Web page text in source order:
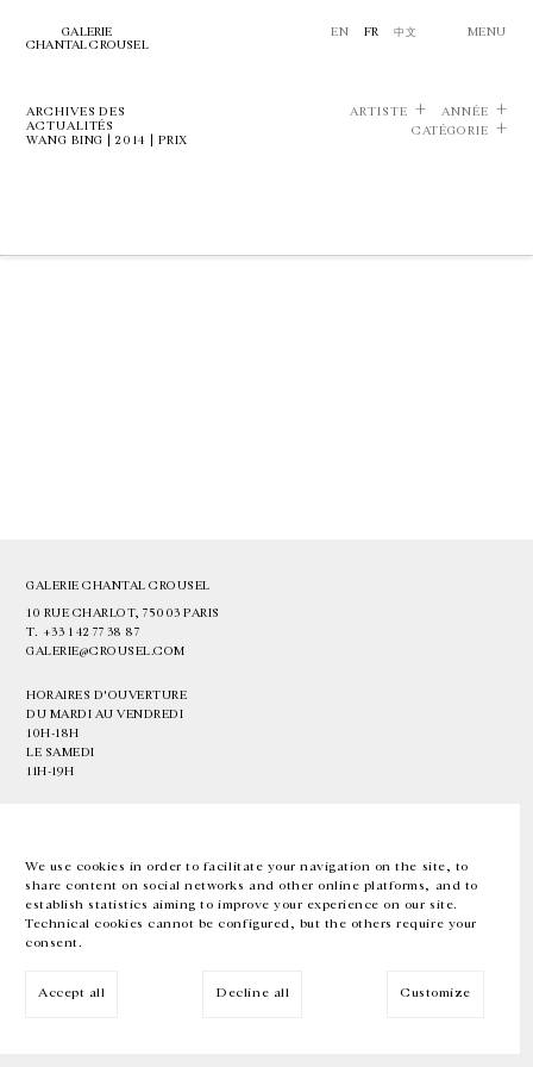
We use cookies in order to facilitate your navigation on the site, to
share content on social networks and other online platforms, and to
establish statistics aiming to improve your experience on our site.
Technical cookies cannot be configured, but the others require your
consent.
Accept all Decline all Customize
GALERIE
CHANTAL CROUSEL
EN FR 中文 MENU
ARCHIVES DES
ACTUALITÉS
WANG BING | 2014 | PRIX
ARTISTE
ANNÉE
CATÉGORIE
GALERIE CHANTAL CROUSEL
10 RUE CHARLOT, 75003 PARIS
T. +33 1 42 77 38 87
GALERIE@CROUSEL.COM
HORAIRES D'OUVERTURE
DU MARDI AU VENDREDI
10H-18H
LE SAMEDI
11H-19H
EN FR 中文 Facebook Instagram
Inscrivez-vous à notre newsletter